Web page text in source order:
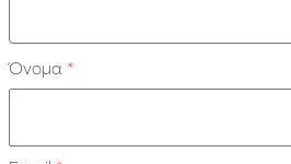
Όνομα *